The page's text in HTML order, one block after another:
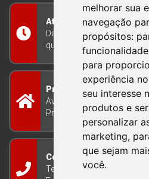
melhorar sua
navegação
propósitos:
para
experiência
seu interesse
produtos e
personalizar
marketing,
que sejam
você.
Atendimento
Das 8h às 12h e das 13h
quinta-feira, e nas sextas-
Prefeitura Municipal
Avenida Guilherme Winter
Princípio/RS - Brasil CEP
Contato
Telefone: (51) 3634-8100